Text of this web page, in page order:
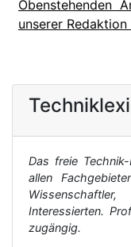
Obenstehenden
unserer
Das freie
allen
Interessierten.
zugängig.